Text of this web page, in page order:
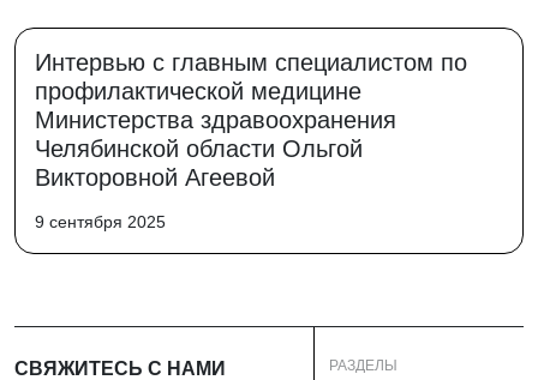
Интервью с главным специалистом по
профилактической медицине
Министерства здравоохранения
Челябинской области Ольгой
Викторовной Агеевой
9 сентября 2025
СВЯЖИТЕСЬ С НАМИ РАЗДЕЛЫ